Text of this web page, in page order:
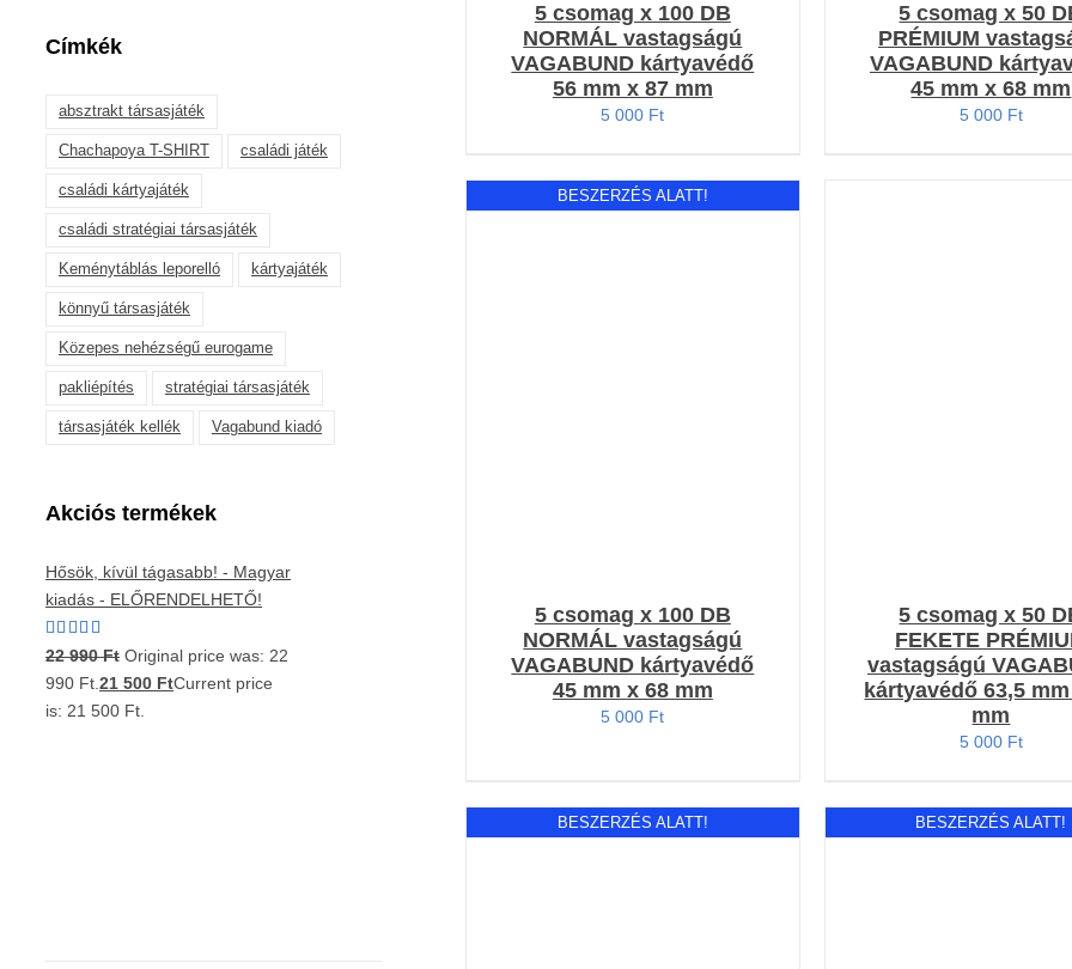
5 csomag x 100 DB
NORMÁL vastagságú
VAGABUND kártyavédő
56 mm x 87 mm
5 000 Ft
5 csomag x 50
PRÉMIUM
VAGABUND
45 mm x 68 mm
5 000 Ft
BESZERZÉS ALATT!
5 csomag x 100 DB
NORMÁL vastagságú
VAGABUND kártyavédő
45 mm x 68 mm
5 000 Ft
5 csomag x 50
FEKETE
vastagságú
kártyavédő 63,5
mm
5 000 Ft
BESZERZÉS ALATT! BESZERZÉS ALATT!
Címkék
absztrakt társasjáték
Chachapoya T-SHIRT családi játék
családi kártyajáték
családi stratégiai társasjáték
Keménytáblás leporelló kártyajáték
könnyű társasjáték
Közepes nehézségű eurogame
pakliépítés stratégiai társasjáték
társasjáték kellék Vagabund kiadó
Akciós termékek
Hősök, kívül tágasabb! - Magyar
kiadás - ELŐRENDELHETŐ!
Értékelés:
22 990Ft Original price was: 22
990 Ft.21 500 FtCurrent price
is: 21 500 Ft.